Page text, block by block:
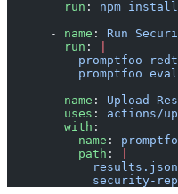
        run
: npm
      -
name : Run
        run
:
promptfoo
promptfoo
      -
name : Upload
        uses
: actions/
        with
:
          name
:
          path
:
            results.json
security-